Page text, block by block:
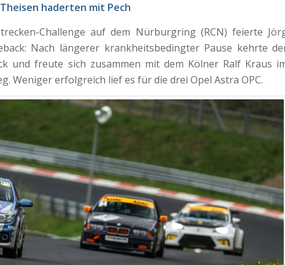
haderten mit Pech
Challenge auf dem Nürburgring (RCN) feierte
Nach längerer krankheitsbedingter Pause kehrte
und freute sich zusammen mit dem Kölner Ralf Kraus
Weniger erfolgreich lief es für die drei Opel Astra OPC.